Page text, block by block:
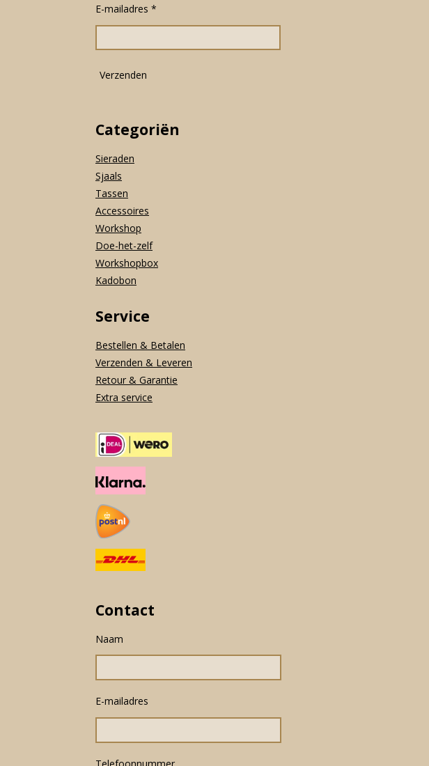
o
o
g
r
m
p
E-mailadres *
Verzenden
Categoriën
Sieraden
Sjaals
Tassen
Accessoires
Workshop
Doe-het-zelf
Workshopbox
Kadobon
Service
Bestellen & Betalen
Verzenden & Leveren
Retour & Garantie
Extra service
Contact
Naam
E-mailadres